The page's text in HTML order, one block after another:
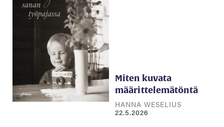
Miten kuvata
määrittelemätöntä
HANNA WESELIUS
22.5.2026